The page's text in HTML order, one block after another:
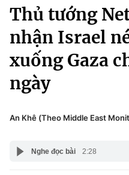
Chuyên mục
Chính trị
Xã hội
Kinh tế
Thể thao
Truyền hình
Văn hóa - Giải trí
Y tế
Đời sống
Giáo dục
Thủ tướng
nhận Israel
xuống Gaza
ngày
An Khê (Theo Middle East
Nghe đọc bài 2:28